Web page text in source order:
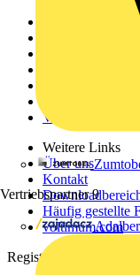
Vertriebspartner 9
Voltimum+
Weitere Links
Über uns
Kontakt
Häufig gestellte
voltimum.com
Registrierung